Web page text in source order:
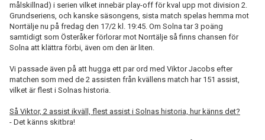
målskillnad) i serien vilket innebär play-off för kval upp mot division 2.
Grundseriens, och kanske säsongens, sista match spelas hemma mot
Norrtälje nu på fredag den 17/2 kl. 19:45. Om Solna tar 3 poäng
samtidigt som Österåker förlorar mot Norrtälje så finns chansen för
Solna att klättra förbi, även om den är liten.
Vi passade även på att hugga ett par ord med Viktor Jacobs efter
matchen som med de 2 assisten från kvällens match har 151 assist,
vilket är flest i Solnas historia.
Så Viktor, 2 assist ikväll, flest assist i Solnas historia, hur känns det?
- Det känns skitbra!